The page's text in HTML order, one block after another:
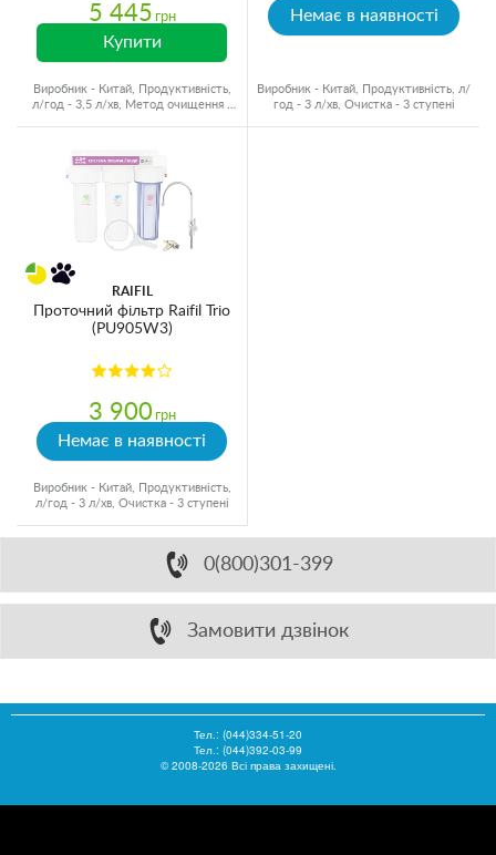
5 445 грн
Купити
Виробник - Китай, Продуктивність,
л/год - 3,5 л/хв, Метод очищення -
Немає в наявності
Виробник - Китай, Продуктивність, л/
год - 3 л/хв, Очистка - 3 ступені
RAIFIL
Проточний фільтр Raifil Trio
(PU905W3)
3 900 грн
Немає в наявності
Виробник - Китай, Продуктивність,
л/год - 3 л/хв, Очистка - 3 ступені
0(800)301-399
Замовити дзвінок
Тел.: (044)334-51-20
Тел.: (044)392-03-99
© 2008-2026 Всі права захищені.